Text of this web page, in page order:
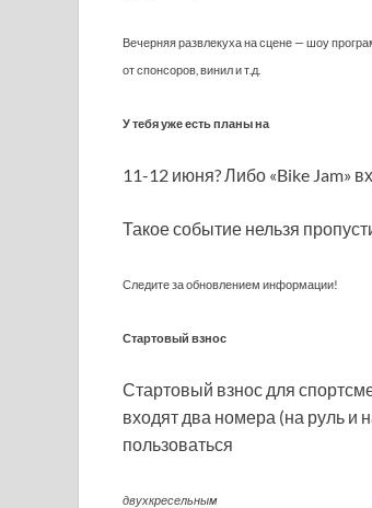
Вечерняя развлекуха на сцене — шоу
от спонсоров, винил и т.д.
У тебя уже есть планы на
11-12 июня?Либо «Bike Jam»
Такое событие нельзя
Следите за обновлением информации!
Стартовый взнос
Стартовый взнос для
входят два номера (на руль и
пользоваться
двухкресельным